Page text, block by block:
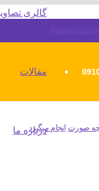
گالری
مقالات
درباره ماصورت انجام میگیرد